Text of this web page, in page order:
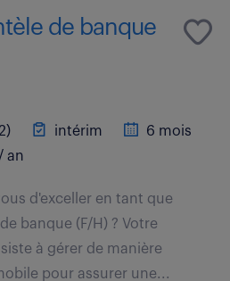
de banque
intérim
6 mois
an
d'exceller en tant que
banque (F/H) ? Votre
à gérer de manière
pour assurer une...